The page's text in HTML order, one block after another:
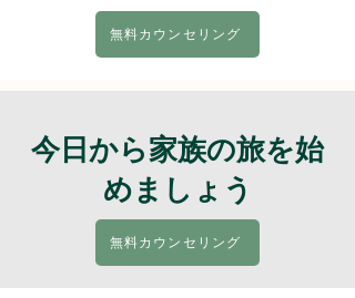
無料カウンセリング
今日から家族の旅を始
めましょう
無料カウンセリング